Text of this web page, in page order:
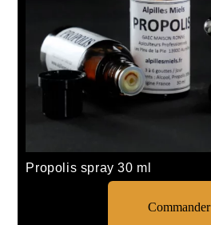
Propolis spray 30 ml
Commander